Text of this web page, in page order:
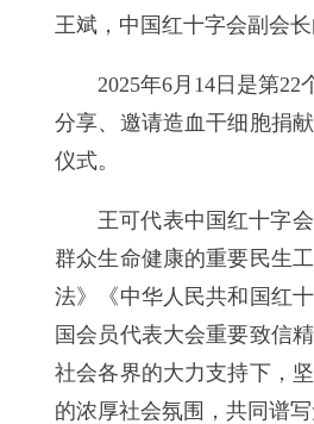
王斌，中国红十字会副会
2025年6月14日是第
分享、邀请造血干细胞捐
仪式。
王可代表中国红十字
群众生命健康的重要民生
法》《中华人民共和国红
国会员代表大会重要致信
社会各界的大力支持下，
的浓厚社会氛围，共同谱